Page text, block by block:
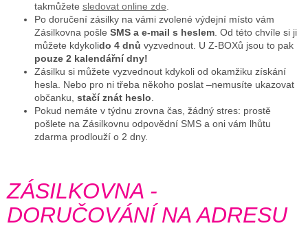
takmůžete sledovat online zde
Po doručení zásilky na vámi zvolené výdejní místo vám
Zásilkovna pošle SMS a e-mail s heslem . Od této chvíle si ji
můžete kdykolido 4 dnů vyzvednout. U Z-BOXů jsou to pak
pouze 2 kalendářní dny!
Zásilku si můžete vyzvednout kdykoli od okamžiku získání
hesla. Nebo pro ni třeba někoho poslat –nemusíte ukazovat
občanku, stačí znát heslo
Pokud nemáte v týdnu zrovna čas, žádný stres: prostě
pošlete na Zásilkovnu odpovědní SMS a oni vám lhůtu
zdarma prodlouží o 2 dny.
ZÁSILKOVNA -
DORUČOVÁNÍ NA ADRESU